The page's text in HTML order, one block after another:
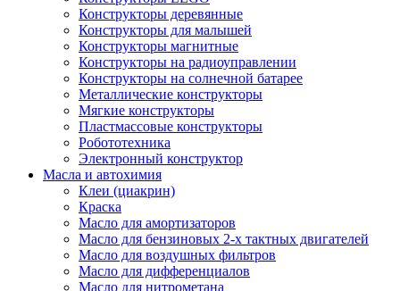
Конструкторы деревянные
Конструкторы для малышей
Конструкторы магнитные
Конструкторы на радиоуправлении
Конструкторы на солнечной батарее
Металлические конструкторы
Мягкие конструкторы
Пластмассовые конструкторы
Робототехника
Электронный конструктор
Масла и автохимия
Клеи (циакрин)
Краска
Масло для амортизаторов
Масло для бензиновых 2-х тактных двигателей
Масло для воздушных фильтров
Масло для дифференциалов
Масло для нитрометана